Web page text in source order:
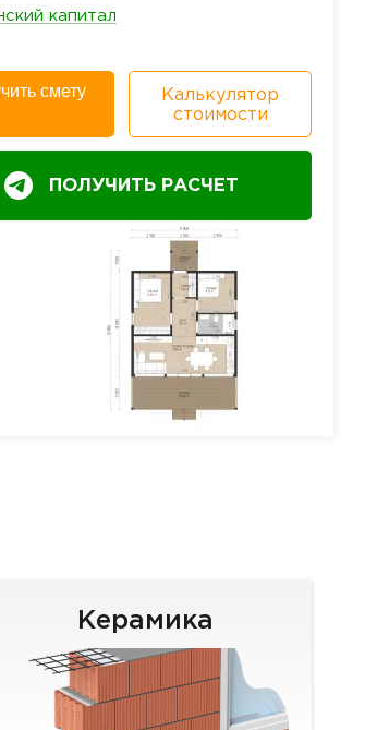
капитал
смету
Калькулятор
стоимости
ПОЛУЧИТЬ РАСЧЕТ
Керамика